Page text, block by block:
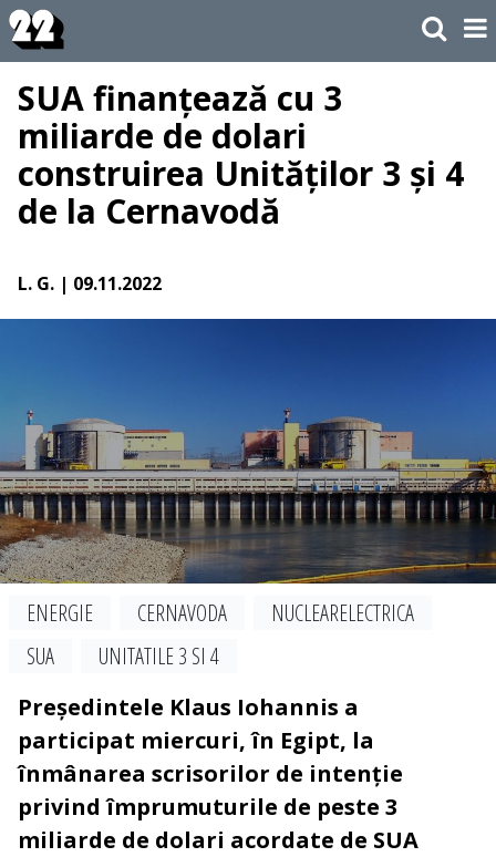
SUA finanțează cu 3
miliarde de dolari
construirea Unităților 3 și 4
de la Cernavodă
L. G. | 09.11.2022
ENERGIE CERNAVODA
NUCLEARELECTRICA
SUA
UNITATILE 3 SI 4
Președintele Klaus Iohannis a
participat miercuri, în Egipt, la
înmânarea scrisorilor de intenție
privind împrumuturile de peste 3
miliarde de dolari acordate de SUA